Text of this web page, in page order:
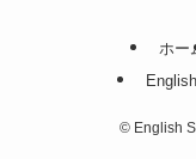
ホー
©English